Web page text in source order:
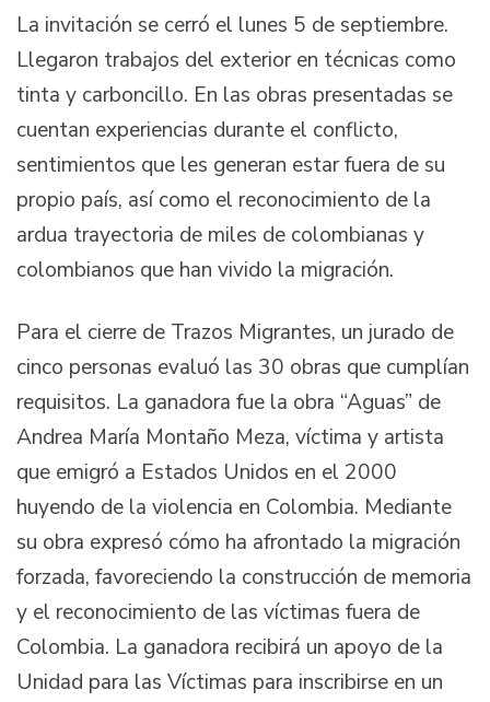
La invitación se cerró el lunes 5 de septiembre.
Llegaron trabajos del exterior en técnicas como
tinta y carboncillo. En las obras presentadas se
cuentan experiencias durante el conflicto,
sentimientos que les generan estar fuera de su
propio país, así como el reconocimiento de la
ardua trayectoria de miles de colombianas y
colombianos que han vivido la migración.
Para el cierre de Trazos Migrantes, un jurado de
cinco personas evaluó las 30 obras que cumplían
requisitos. La ganadora fue la obra “Aguas” de
Andrea María Montaño Meza, víctima y artista
que emigró a Estados Unidos en el 2000
huyendo de la violencia en Colombia. Mediante
su obra expresó cómo ha afrontado la migración
forzada, favoreciendo la construcción de memoria
y el reconocimiento de las víctimas fuera de
Colombia. La ganadora recibirá un apoyo de la
Unidad para las Víctimas para inscribirse en un